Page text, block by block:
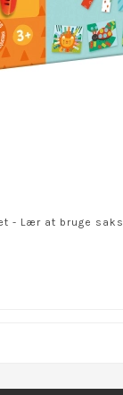
- Lær at bruge saks